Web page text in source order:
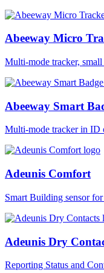
Abeeway Micro
Multi-mode tracker,
Abeeway Smart
Multi-mode tracker in ID
Adeunis Comfort
Smart Building sensor
Adeunis Dry
Reporting Status and